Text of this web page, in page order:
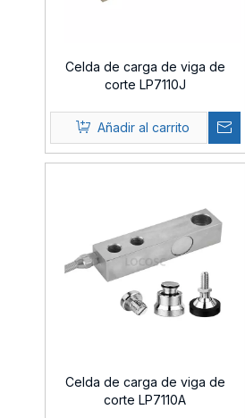
Celda de carga de viga de
corte LP7110J
Añadir al carrito
Celda de carga de viga de
corte LP7110A